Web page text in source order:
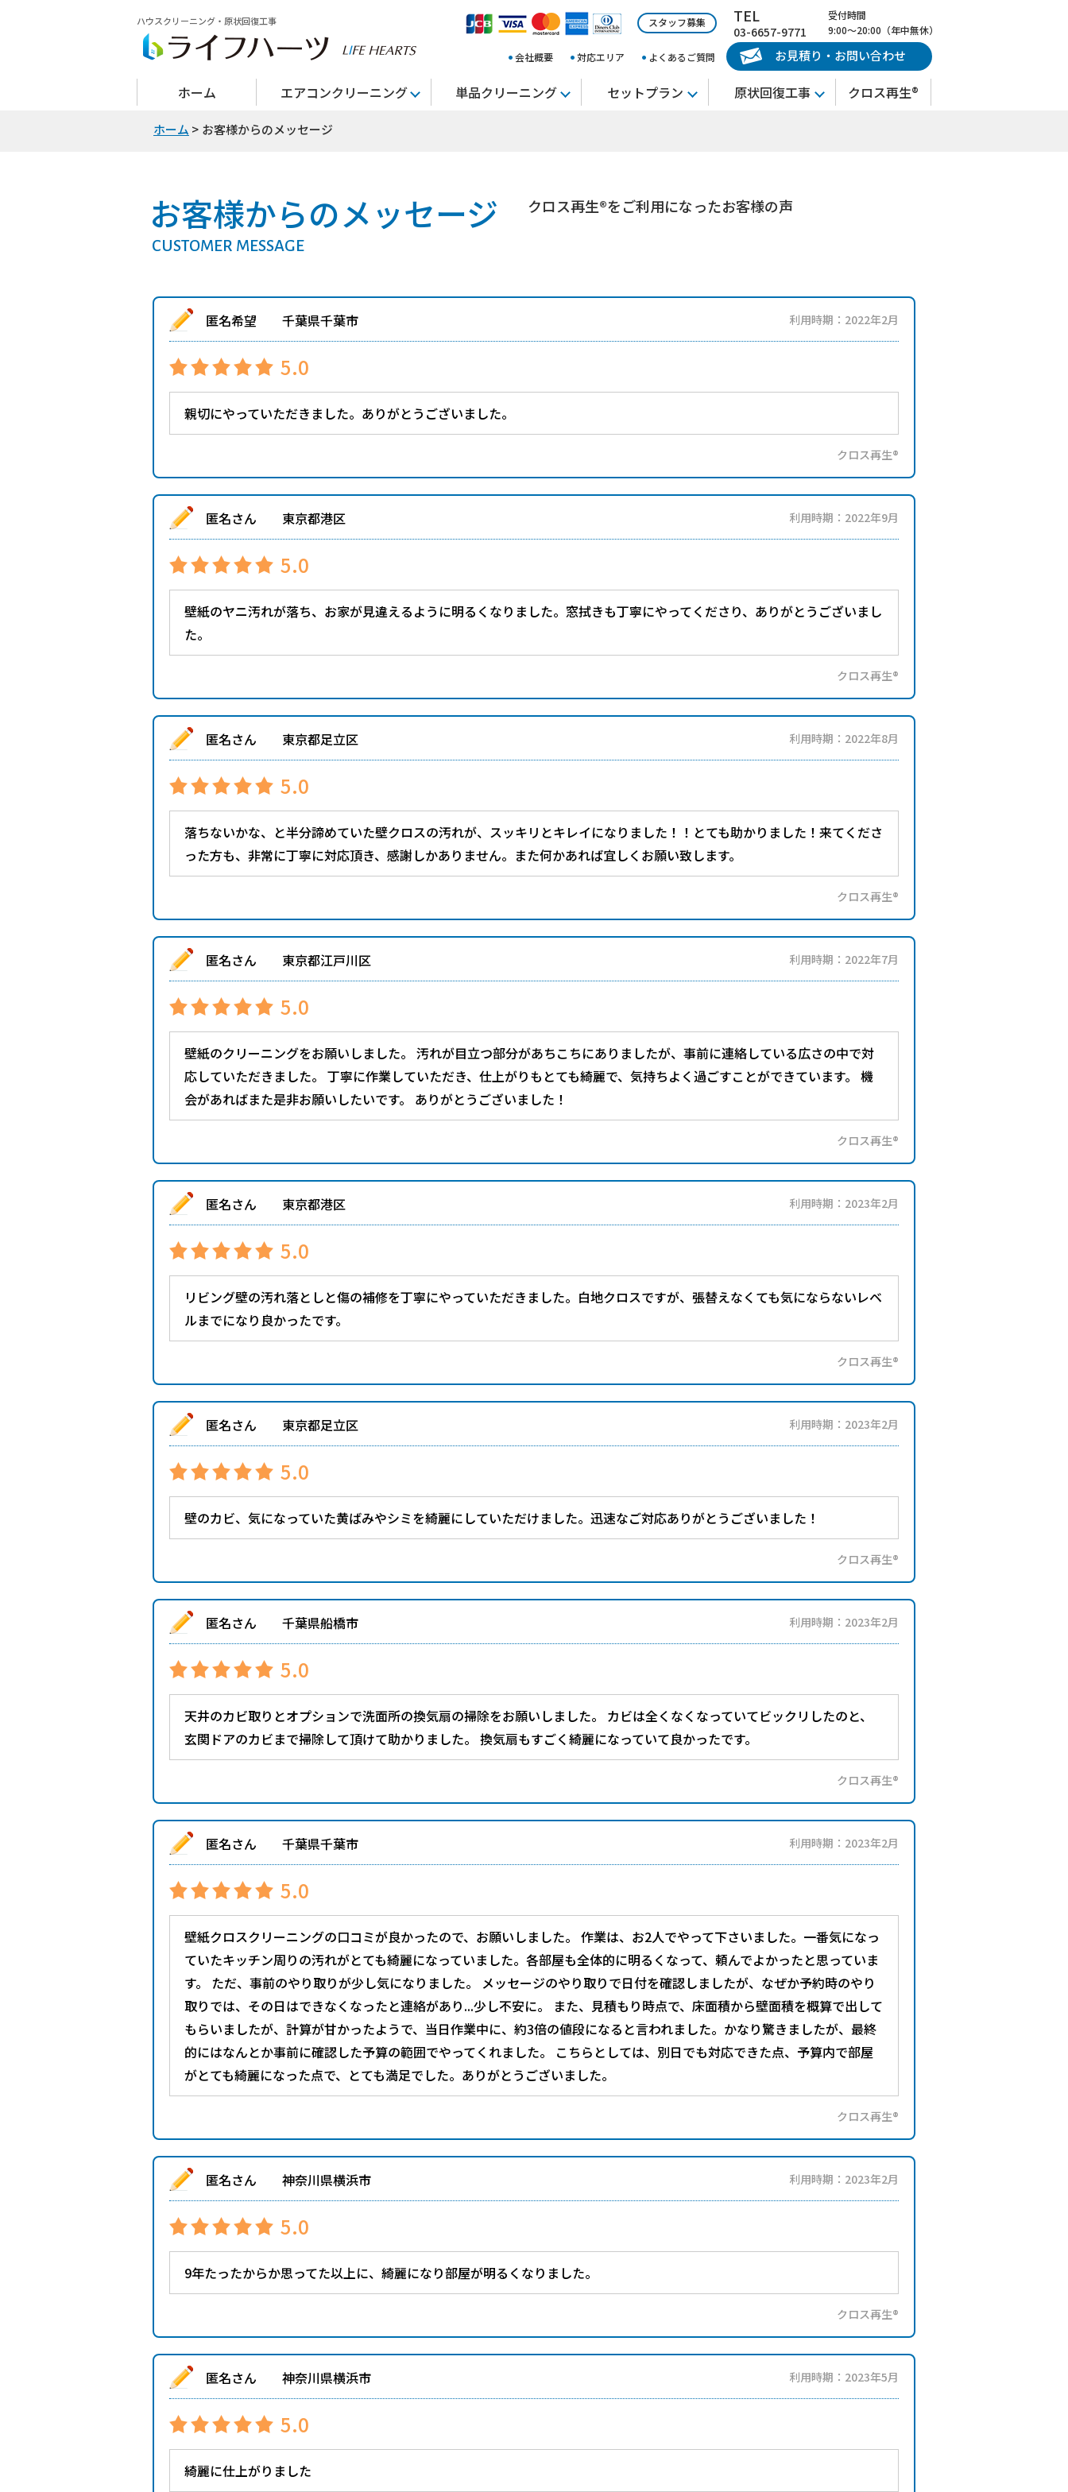
ハウスクリーニング・原状回復工事 スタッフ募集 TEL
03-6657-9771
受付時間
9:00～20:00（年中無休）
会社概要
対応エリア よくあるご質問 お見積り・お問い合わせ
ホーム エアコンクリーニング 単品クリーニング セットプラン 原状回復工事 クロス再生®
ホーム > お客様からのメッセージ
お客様からのメッセージ
CUSTOMER MESSAGE
クロス再生®をご利用になったお客様の声
匿名希望 千葉県千葉市 利用時期：2022年2月
5.0
親切にやっていただきました。ありがとうございました。
クロス再生®
匿名さん 東京都港区 利用時期：2022年9月
5.0
壁紙のヤニ汚れが落ち、お家が見違えるように明るくなりました。窓拭きも丁寧にやってくださり、ありがとうございまし
た。
クロス再生®
匿名さん 東京都足立区 利用時期：2022年8月
5.0
落ちないかな、と半分諦めていた壁クロスの汚れが、スッキリとキレイになりました！！とても助かりました！来てくださ
った方も、非常に丁寧に対応頂き、感謝しかありません。また何かあれば宜しくお願い致します。
クロス再生®
匿名さん 東京都江戸川区 利用時期：2022年7月
5.0
壁紙のクリーニングをお願いしました。 汚れが目立つ部分があちこちにありましたが、事前に連絡している広さの中で対
応していただきました。 丁寧に作業していただき、仕上がりもとても綺麗で、気持ちよく過ごすことができています。 機
会があればまた是非お願いしたいです。 ありがとうございました！
クロス再生®
匿名さん 東京都港区 利用時期：2023年2月
5.0
リビング壁の汚れ落としと傷の補修を丁寧にやっていただきました。白地クロスですが、張替えなくても気にならないレベ
ルまでになり良かったです。
クロス再生®
匿名さん 東京都足立区 利用時期：2023年2月
5.0
壁のカビ、気になっていた黄ばみやシミを綺麗にしていただけました。迅速なご対応ありがとうございました！
クロス再生®
匿名さん 千葉県船橋市 利用時期：2023年2月
5.0
天井のカビ取りとオプションで洗面所の換気扇の掃除をお願いしました。 カビは全くなくなっていてビックリしたのと、
玄関ドアのカビまで掃除して頂けて助かりました。 換気扇もすごく綺麗になっていて良かったです。
クロス再生®
匿名さん 千葉県千葉市 利用時期：2023年2月
5.0
壁紙クロスクリーニングの口コミが良かったので、お願いしました。 作業は、お2人でやって下さいました。一番気になっ
ていたキッチン周りの汚れがとても綺麗になっていました。各部屋も全体的に明るくなって、頼んでよかったと思っていま
す。 ただ、事前のやり取りが少し気になりました。 メッセージのやり取りで日付を確認しましたが、なぜか予約時のやり
取りでは、その日はできなくなったと連絡があり...少し不安に。 また、見積もり時点で、床面積から壁面積を概算で出して
もらいましたが、計算が甘かったようで、当日作業中に、約3倍の値段になると言われました。かなり驚きましたが、最終
的にはなんとか事前に確認した予算の範囲でやってくれました。 こちらとしては、別日でも対応できた点、予算内で部屋
がとても綺麗になった点で、とても満足でした。ありがとうございました。
クロス再生®
匿名さん 神奈川県横浜市 利用時期：2023年2月
5.0
9年たったからか思ってた以上に、綺麗になり部屋が明るくなりました。
クロス再生®
匿名さん 神奈川県横浜市 利用時期：2023年5月
5.0
綺麗に仕上がりました